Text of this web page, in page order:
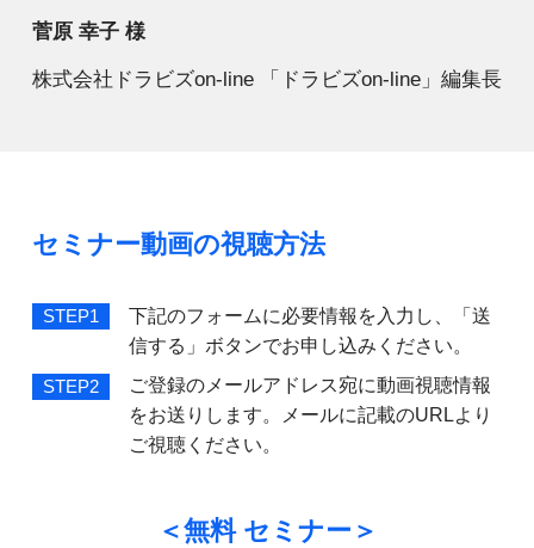
菅原 幸子 様
株式会社ドラビズon-line 「ドラビズon-line」編集長
セミナー動画の視聴方法
STEP1
下記のフォームに必要情報を入力し、「送
信する」ボタンでお申し込みください。
STEP2
ご登録のメールアドレス宛に動画視聴情報
をお送りします。メールに記載のURLより
ご視聴ください。
＜無料 セミナー＞